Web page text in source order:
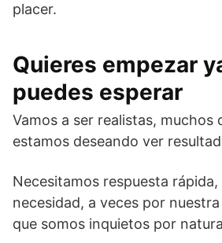
placer.
Quieres empezar
puedes esperar
Vamos a ser realistas, muchos
estamos deseando ver
Necesitamos respuesta
necesidad, a veces por
que somos inquietos por